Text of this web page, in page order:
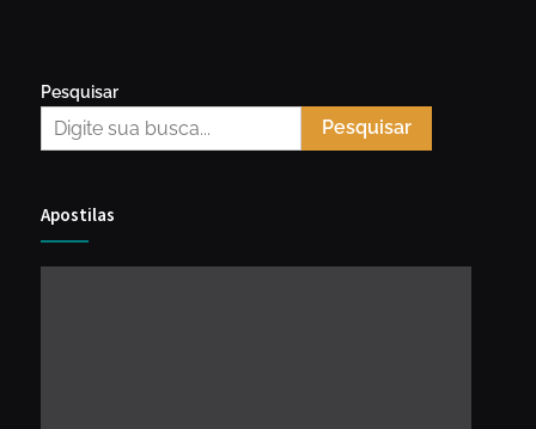
Pesquisar
Pesquisar
Apostilas